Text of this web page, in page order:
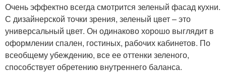
Очень эффектно всегда смотрится зеленый фасад кухни.
С дизайнерской точки зрения, зеленый цвет – это
универсальный цвет. Он одинаково хорошо выглядит в
оформлении спален, гостиных, рабочих кабинетов. По
всеобщему убеждению, все ее оттенки зеленого,
способствует обретению внутреннего баланса.